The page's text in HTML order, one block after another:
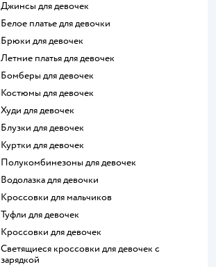
Джинсы для девочек
Белое платье для девочки
Брюки для девочек
Летние платья для девочек
Бомберы для девочек
Костюмы для девочек
Худи для девочек
Блузки для девочек
Куртки для девочек
Полукомбинезоны для девочек
Водолазка для девочки
Кроссовки для мальчиков
Туфли для девочек
Кроссовки для девочек
Светящиеся кроссовки для девочек с
зарядкой